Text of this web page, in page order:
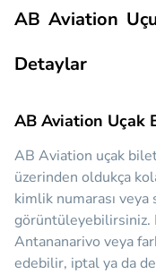
AB Aviation
Detaylar
AB Aviation Uçak
AB Aviation uçak
üzerinden oldukça
kimlik numarası
görüntüleyebilirsiniz.
Antananarivo veya
edebilir, iptal ya da